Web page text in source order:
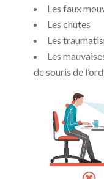
Les faux
Les chutes
Les
Les
de souris de